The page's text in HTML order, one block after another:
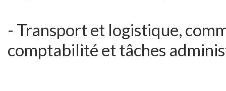
- Transport et logistique,
comptabilité et tâches